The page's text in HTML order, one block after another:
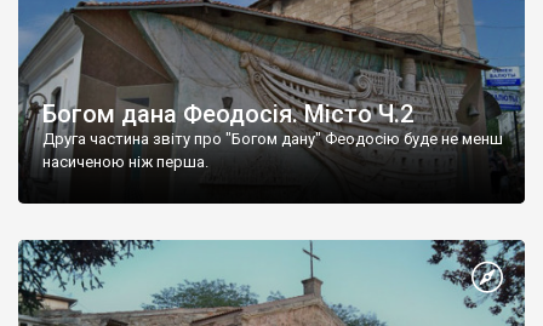
Богом дана Феодосія. Місто Ч.2
Друга частина звіту про "Богом дану" Феодосію буде не менш
насиченою ніж перша.